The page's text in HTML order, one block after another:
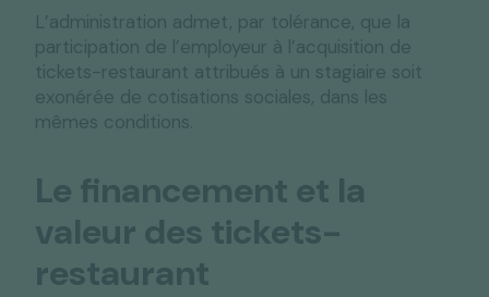
L’administration admet, par tolérance, que la
participation de l’employeur à l’acquisition de
tickets-restaurant attribués à un stagiaire soit
exonérée de cotisations sociales, dans les
mêmes conditions.
Le financement et la
valeur des tickets-
restaurant